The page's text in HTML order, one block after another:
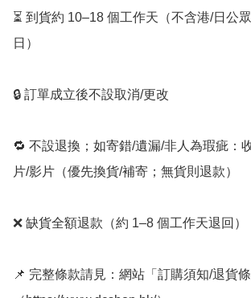
⏳ 到貨約 10–18 個工作天（不含港/日公
日）
🔒 訂單成立後不設取消/更改
🔁 不設退換；如寄錯/遺漏/非人為瑕疵：
片/影片（優先換貨/補寄；無貨則退款）
❌ 缺貨全額退款（約 1–8 個工作天退回）
📌 完整條款請見：網站「訂購須知/退貨條